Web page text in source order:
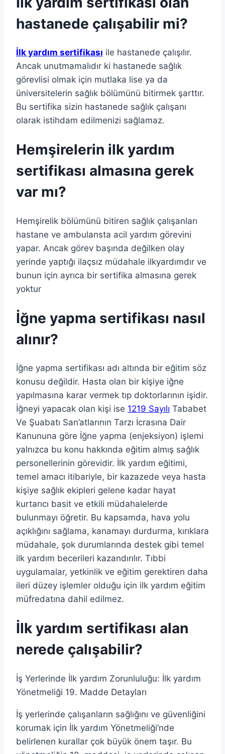
hastanede çalışabilir mi?
İlk yardım sertifikası ile hastanede çalışılır.
Ancak unutmamalıdır ki hastanede sağlık
görevlisi olmak için mutlaka lise ya da
üniversitelerin sağlık bölümünü bitirmek şarttır.
Bu sertifika sizin hastanede sağlık çalışanı
olarak istihdam edilmenizi sağlamaz.
Hemşirelerin ilk yardım
sertifikası almasına gerek
var mı?
Hemşirelik bölümünü bitiren sağlık çalışanları
hastane ve ambulansta acil yardım görevini
yapar. Ancak görev başında değilken olay
yerinde yaptığı ilaçsız müdahale ilkyardımdır ve
bunun için ayrıca bir sertifika almasına gerek
yoktur
İğne yapma sertifikası nasıl
alınır?
İğne yapma sertifikası adı altında bir eğitim söz
konusu değildir. Hasta olan bir kişiye iğne
yapılmasına karar vermek tıp doktorlarının işidir.
İğneyi yapacak olan kişi ise 1219 Sayılı Tababet
Ve Şuabatı San’atlarının Tarzı İcrasına Dair
Kanununa göre İğne yapma (enjeksiyon) işlemi
yalnızca bu konu hakkında eğitim almış sağlık
personellerinin görevidir. İlk yardım eğitimi,
temel amacı itibariyle, bir kazazede veya hasta
kişiye sağlık ekipleri gelene kadar hayat
kurtarıcı basit ve etkili müdahalelerde
bulunmayı öğretir. Bu kapsamda, hava yolu
açıklığını sağlama, kanamayı durdurma, kırıklara
müdahale, şok durumlarında destek gibi temel
ilk yardım becerileri kazandırılır. Tıbbi
uygulamalar, yetkinlik ve eğitim gerektiren daha
ileri düzey işlemler olduğu için ilk yardım eğitim
müfredatına dahil edilmez.
İlk yardım sertifikası alan
nerede çalışabilir?
İş Yerlerinde İlk yardım Zorunluluğu: İlk yardım
Yönetmeliği 19. Madde Detayları
İş yerlerinde çalışanların sağlığını ve güvenliğini
korumak için İlk yardım Yönetmeliği’nde
belirlenen kurallar çok büyük önem taşır. Bu